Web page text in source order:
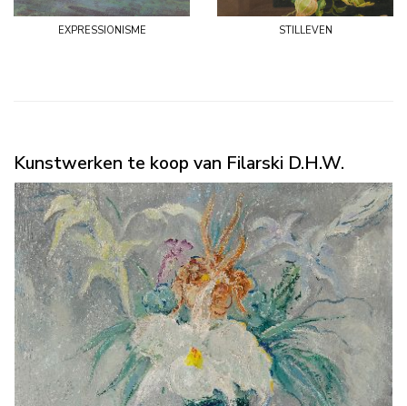
expressionisme stilleven
Kunstwerken te koop van Filarski D.H.W.